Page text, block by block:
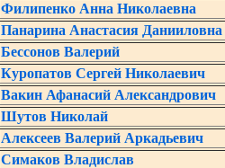
Филипенко Анна Николаевна
Панарина Анастасия Данииловна
Бессонов Валерий
Куропатов Сергей Николаевич
Вакин Афанасий Александрович
Шутов Николай
Алексеев Валерий Аркадьевич
Симаков Владислав